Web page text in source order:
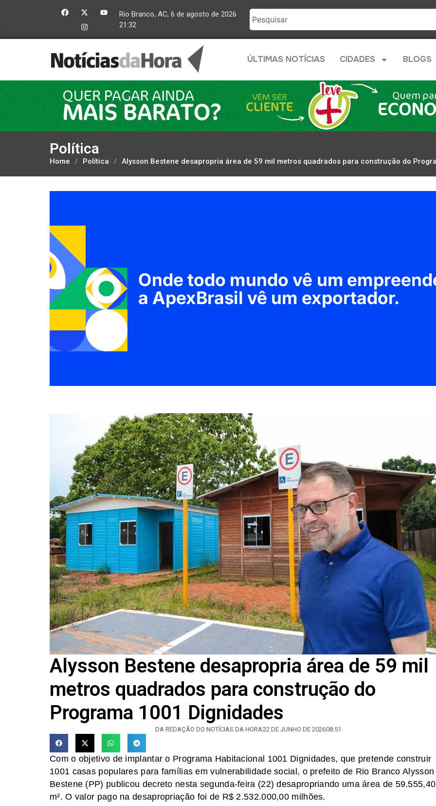
Rio Branco, AC, 6 de agosto de 2026
21:32
ÚLTIMAS NOTÍCIAS CIDADES BLOGS
Política
Home / Política / Alysson Bestene desapropria área de 59 mil metros quadrados para construção do
Alysson Bestene desapropria área de 59 mil
metros quadrados para construção do
Programa 1001 Dignidades
DA REDAÇÃO DO NOTÍCIAS DA HORA22 DE JUNHO DE 202608:51
Com o objetivo de implantar o Programa Habitacional 1001 Dignidades, que pretende construir
1001 casas populares para famílias em vulnerabilidade social, o prefeito de Rio Branco Alysson
Bestene (PP) publicou decreto nesta segunda-feira (22) desapropriando uma área de 59.555,40
m². O valor pago na desapropriação foi de R$ 2.532.000,00 milhões.